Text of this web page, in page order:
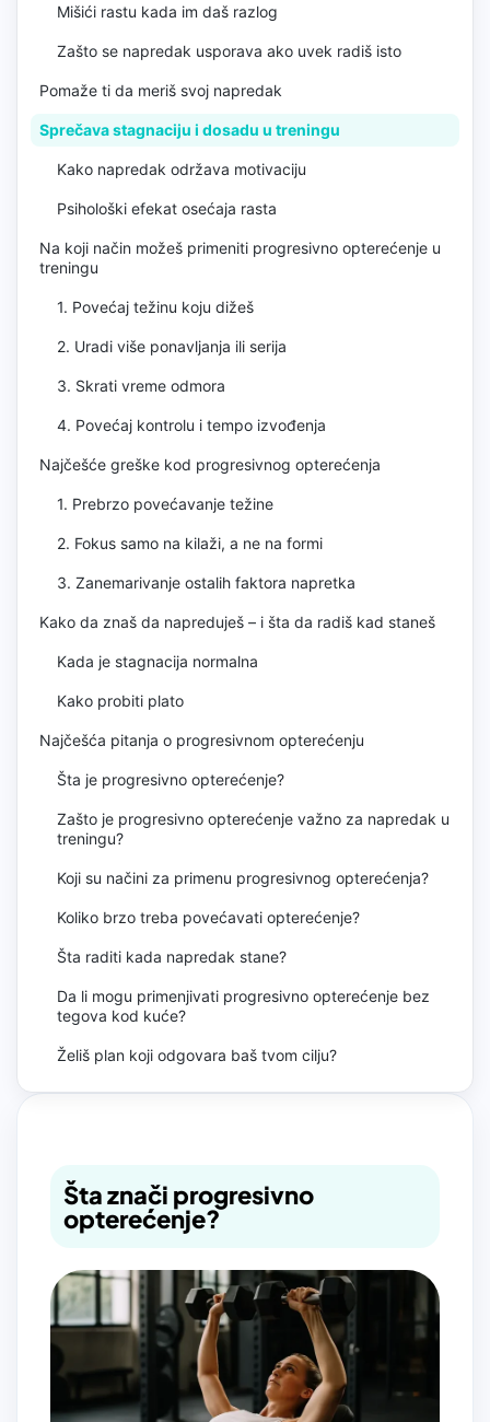
Mišići rastu kada im daš razlog
Zašto se napredak usporava ako uvek radiš isto
Pomaže ti da meriš svoj napredak
Sprečava stagnaciju i dosadu u treningu
Kako napredak održava motivaciju
Psihološki efekat osećaja rasta
Na koji način možeš primeniti progresivno opterećenje u
treningu
1. Povećaj težinu koju dižeš
2. Uradi više ponavljanja ili serija
3. Skrati vreme odmora
4. Povećaj kontrolu i tempo izvođenja
Najčešće greške kod progresivnog opterećenja
1. Prebrzo povećavanje težine
2. Fokus samo na kilaži, a ne na formi
3. Zanemarivanje ostalih faktora napretka
Kako da znaš da napreduješ – i šta da radiš kad staneš
Kada je stagnacija normalna
Kako probiti plato
Najčešća pitanja o progresivnom opterećenju
Šta je progresivno opterećenje?
Zašto je progresivno opterećenje važno za napredak u
treningu?
Koji su načini za primenu progresivnog opterećenja?
Koliko brzo treba povećavati opterećenje?
Šta raditi kada napredak stane?
Da li mogu primenjivati progresivno opterećenje bez
tegova kod kuće?
Želiš plan koji odgovara baš tvom cilju?
Šta znači progresivno
opterećenje?